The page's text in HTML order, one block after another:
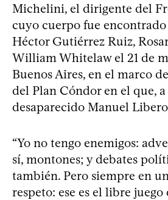
Michelini, el dirigente del
cuyo cuerpo fue
Héctor Gutiérrez Ruiz,
William Whitelaw el 21 de
Buenos Aires, en el marco
del Plan Cóndor en el que, a
desaparecido Manuel
“Yo no tengo enemigos:
sí, montones; y debates
también. Pero siempre en
respeto: ese es el libre juego